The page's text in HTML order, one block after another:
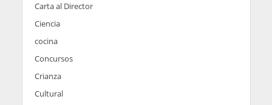
Carta al Director
Ciencia
cocina
Concursos
Crianza
Cultural